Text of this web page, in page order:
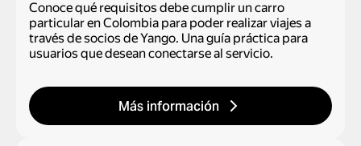
Conoce qué requisitos debe cumplir un carro
particular en Colombia para poder realizar viajes a
través de socios de Yango. Una guía práctica para
usuarios que desean conectarse al servicio.
Más información